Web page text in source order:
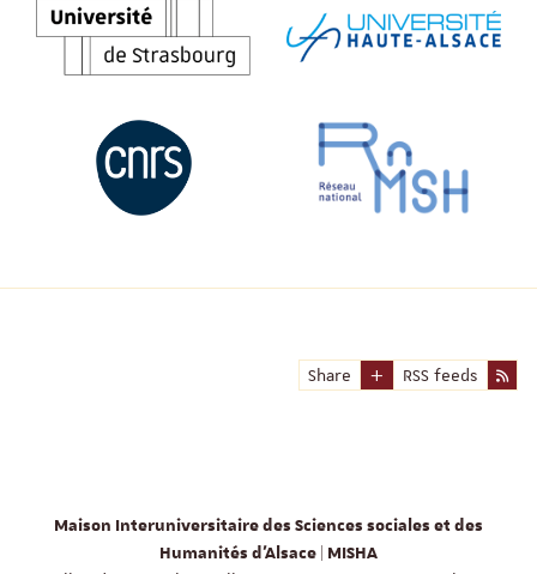
Share RSS feeds
Maison Interuniversitaire des Sciences sociales et des
Humanités d'Alsace | MISHA